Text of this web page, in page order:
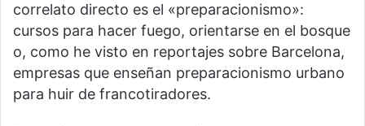
correlato directo es el «preparacionismo»:
cursos para hacer fuego, orientarse en el bosque
o, como he visto en reportajes sobre Barcelona,
empresas que enseñan preparacionismo urbano
para huir de francotiradores.